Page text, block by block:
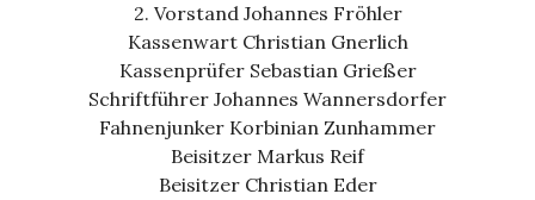
2. Vorstand Johannes Fröhler
Kassenwart Christian Gnerlich
Kassenprüfer Sebastian Grießer
Schriftführer Johannes Wannersdorfer
Fahnenjunker Korbinian Zunhammer
Beisitzer Markus Reif
Beisitzer Christian Eder